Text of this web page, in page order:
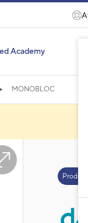
Academy
MONOBLOC